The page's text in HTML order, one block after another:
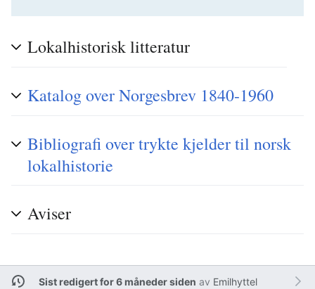
Lokalhistorisk litteratur
Katalog over Norgesbrev 1840-1960
Bibliografi over trykte kjelder til norsk
lokalhistorie
Aviser
Sist redigert for 6 måneder siden av Emilhyttel